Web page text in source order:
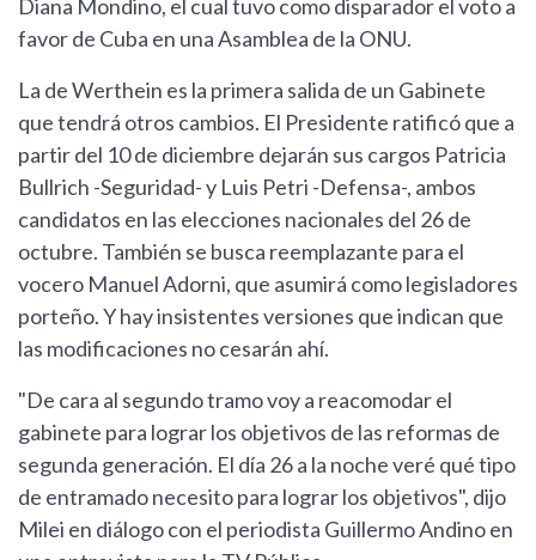
Diana Mondino, el cual tuvo como disparador el voto a
favor de Cuba en una Asamblea de la ONU.
La de Werthein es la primera salida de un Gabinete
que tendrá otros cambios. El Presidente ratificó que a
partir del 10 de diciembre dejarán sus cargos Patricia
Bullrich -Seguridad- y Luis Petri -Defensa-, ambos
candidatos en las elecciones nacionales del 26 de
octubre. También se busca reemplazante para el
vocero Manuel Adorni, que asumirá como legisladores
porteño. Y hay insistentes versiones que indican que
las modificaciones no cesarán ahí.
"De cara al segundo tramo voy a reacomodar el
gabinete para lograr los objetivos de las reformas de
segunda generación. El día 26 a la noche veré qué tipo
de entramado necesito para lograr los objetivos", dijo
Milei en diálogo con el periodista Guillermo Andino en